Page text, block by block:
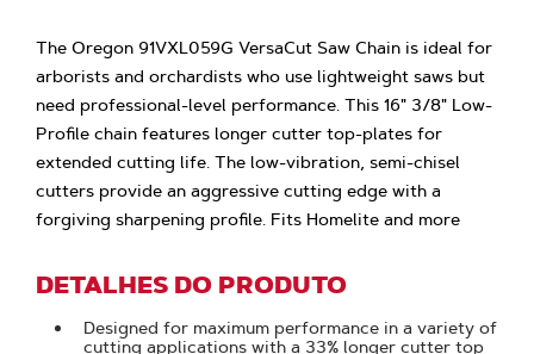
The Oregon 91VXL059G VersaCut Saw Chain is ideal for
arborists and orchardists who use lightweight saws but
need professional-level performance. This 16" 3/8" Low-
Profile chain features longer cutter top-plates for
extended cutting life. The low-vibration, semi-chisel
cutters provide an aggressive cutting edge with a
forgiving sharpening profile. Fits Homelite and more
DETALHES DO PRODUTO
Designed for maximum performance in a variety of
cutting applications with a 33% longer cutter top